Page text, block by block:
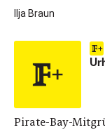
Ilja Braun
Pirate-Bay-